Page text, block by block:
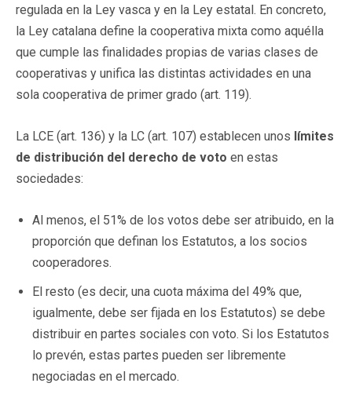
regulada en la Ley vasca y en la Ley estatal. En concreto,
la Ley catalana define la cooperativa mixta como aquélla
que cumple las finalidades propias de varias clases de
cooperativas y unifica las distintas actividades en una
sola cooperativa de primer grado (art. 119).
La LCE (art. 136) y la LC (art. 107) establecen unos límites
de distribución del derecho de voto en estas
sociedades:
Al menos, el 51% de los votos debe ser atribuido, en la
proporción que definan los Estatutos, a los socios
cooperadores.
El resto (es decir, una cuota máxima del 49% que,
igualmente, debe ser fijada en los Estatutos) se debe
distribuir en partes sociales con voto. Si los Estatutos
lo prevén, estas partes pueden ser libremente
negociadas en el mercado.